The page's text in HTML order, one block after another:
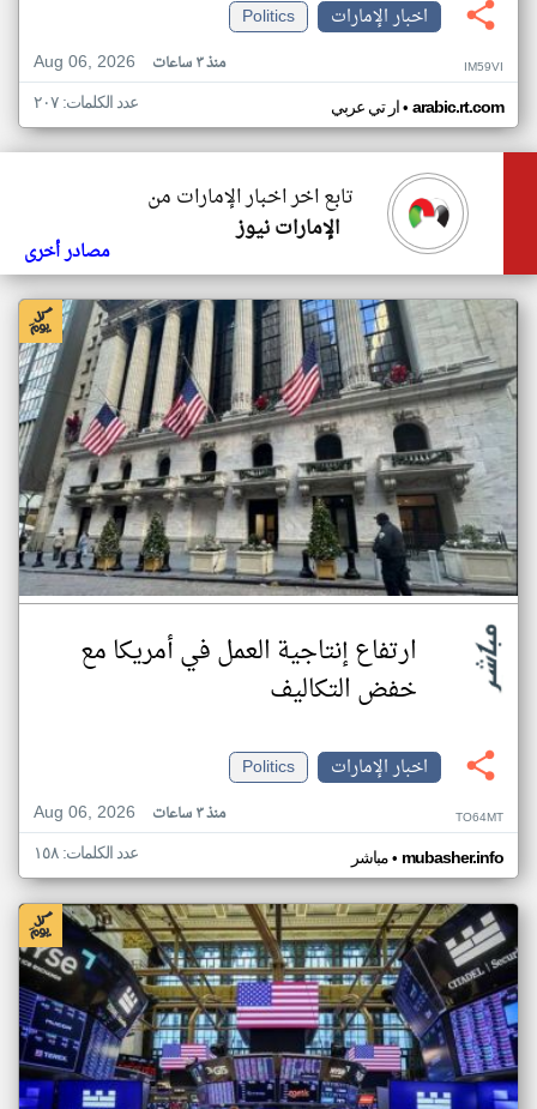
اخبار الإمارات
Politics
Aug 06, 2026
منذ ٣ ساعات IM59VI
ار تي عربي• arabic.rt.com عدد الكلمات: ٢٠٧
تابع اخر اخبار الإمارات من
الإمارات نيوز
مصادر أخرى
ارتفاع إنتاجية العمل في أمريكا مع
خفض التكاليف
اخبار الإمارات
Politics
Aug 06, 2026
منذ ٣ ساعات TO64MT
مباشر• mubasher.info عدد الكلمات: ١٥٨